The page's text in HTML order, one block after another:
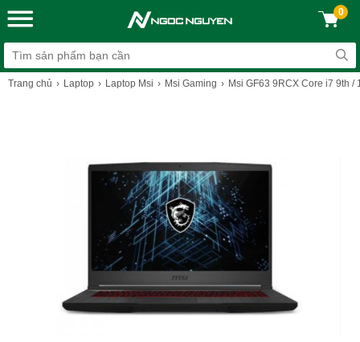
0
Trang chủ Laptop Laptop Msi Msi Gaming Msi GF63 9RCX Core i7 9th